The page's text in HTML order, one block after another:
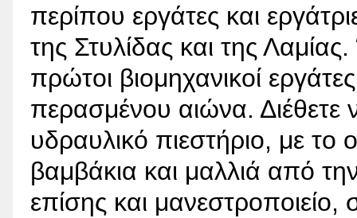
περίπου εργάτες και
της Στυλίδας και της
πρώτοι βιομηχανικοί
περασμένου αιώνα. Διέθετε
υδραυλικό πιεστήριο, με το
βαμβάκια και μαλλιά από
επίσης και μανεστροποιείο,